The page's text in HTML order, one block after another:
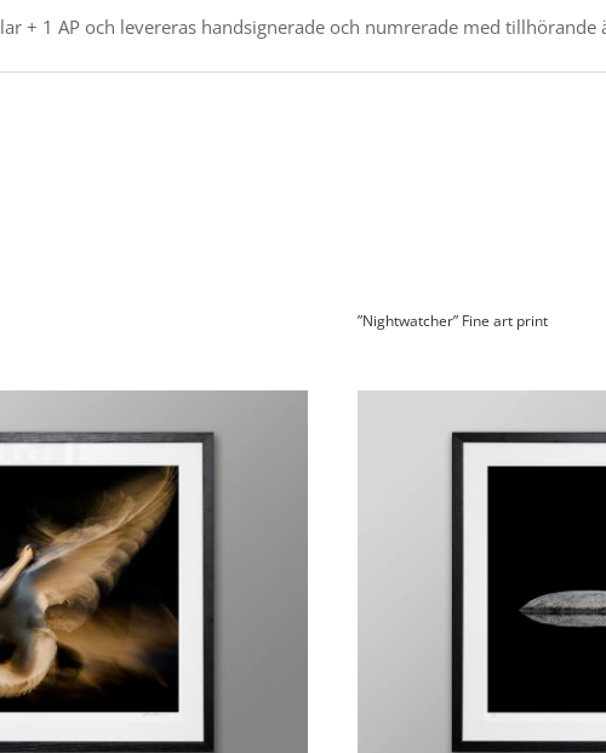
+ 1 AP och levereras handsignerade och numrerade med tillhörande
”Nightwatcher” Fine art print